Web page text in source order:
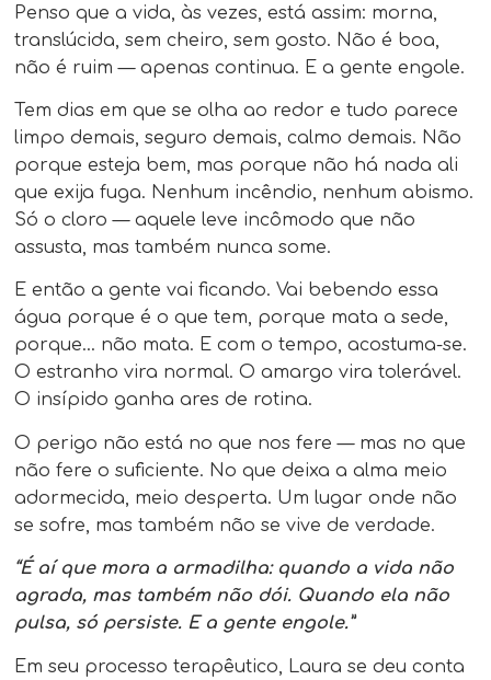
Penso que a vida, às vezes, está assim: morna,
translúcida, sem cheiro, sem gosto. Não é boa,
não é ruim — apenas continua. E a gente engole.
Tem dias em que se olha ao redor e tudo parece
limpo demais, seguro demais, calmo demais. Não
porque esteja bem, mas porque não há nada ali
que exija fuga. Nenhum incêndio, nenhum abismo.
Só o cloro — aquele leve incômodo que não
assusta, mas também nunca some.
E então a gente vai ficando. Vai bebendo essa
água porque é o que tem, porque mata a sede,
porque… não mata. E com o tempo, acostuma-se.
O estranho vira normal. O amargo vira tolerável.
O insípido ganha ares de rotina.
O perigo não está no que nos fere — mas no que
não fere o suficiente. No que deixa a alma meio
adormecida, meio desperta. Um lugar onde não
se sofre, mas também não se vive de verdade.
“É aí que mora a armadilha: quando a vida não
agrada, mas também não dói. Quando ela não
pulsa, só persiste. E a gente engole.”
Em seu processo terapêutico, Laura se deu conta